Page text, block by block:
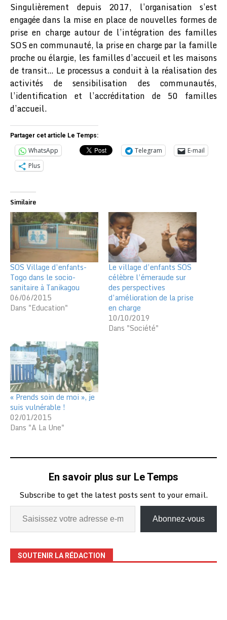
Singulièrement depuis 2017, l’organisation s’est
engagée dans la mise en place de nouvelles formes de
prise en charge autour de l’intégration des familles
SOS en communauté, la prise en charge par la famille
proche ou élargie, les familles d’accueil et les maisons
de transit… Le processus a conduit à la réalisation des
activités de sensibilisation des communautés,
l’identification et l’accréditation de 50 familles
d’accueil.
Partager cet article Le Temps:
WhatsApp Telegram
E-mail
Plus
Similaire
SOS Village d’enfants-
Togo dans le socio-
sanitaire à Tanikagou
06/06/2015
Dans "Education"
Le village d’enfants SOS
célèbre l’émeraude sur
des perspectives
d’amélioration de la prise
en charge
10/10/2019
Dans "Société"
« Prends soin de moi », je
suis vulnérable !
02/01/2015
Dans "A La Une"
En savoir plus sur Le Temps
Subscribe to get the latest posts sent to your email.
Abonnez-vous
SOUTENIR LA RÉDACTION